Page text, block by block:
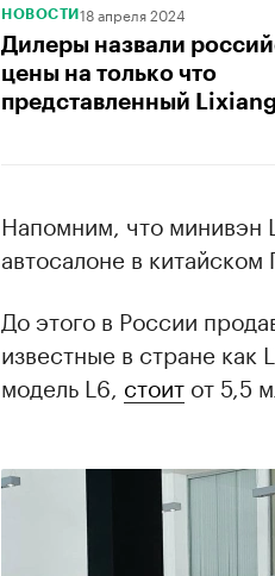
НОВОСТИ 18 апреля 2024
Дилеры назвали
цены на только что
представленный
Напомним, что минивэн
автосалоне в китайском
До этого в России
известные в стране
модель L6, стоит от 5,5